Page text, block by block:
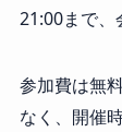
21:00まで、
参加費は無
なく、開催